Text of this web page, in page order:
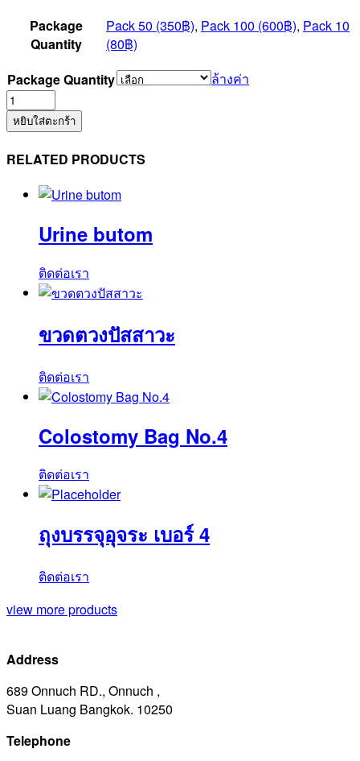
Package
Quantity
Pack 50 (350฿), Pack 100 (600฿), Pack 10
(80฿)
Package Quantity
ล้างค่า
จำนวน
Suction
Tube
No.12F
หยิบใส่ตะกร้า
RELATED PRODUCTS
Urine butom
ติดต่อเรา
ขวดตวงปัสสาวะ
ติดต่อเรา
Colostomy Bag No.4
ติดต่อเรา
ถุงบรรจุอุจระ เบอร์ 4
ติดต่อเรา
view more products
Address
689 Onnuch RD., Onnuch ,
Suan Luang Bangkok. 10250
Telephone